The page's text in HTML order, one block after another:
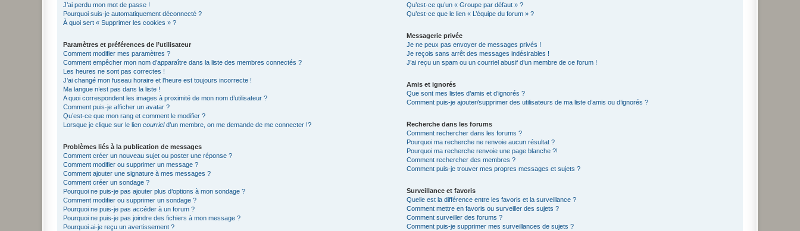
J’ai perdu mon mot de passe !
Pourquoi suis-je automatiquement déconnecté ?
À quoi sert « Supprimer les cookies » ?
Paramètres et préférences de l’utilisateur
Comment modifier mes paramètres ?
Comment empêcher mon nom d’apparaître dans la liste des membres connectés ?
Les heures ne sont pas correctes !
J’ai changé mon fuseau horaire et l’heure est toujours incorrecte !
Ma langue n’est pas dans la liste !
A quoi correspondent les images à proximité de mon nom d’utilisateur ?
Comment puis-je afficher un avatar ?
Qu’est-ce que mon rang et comment le modifier ?
Lorsque je clique sur le lien courrield’un membre, on me demande de me connecter !?
Problèmes liés à la publication de messages
Comment créer un nouveau sujet ou poster une réponse ?
Comment modifier ou supprimer un message ?
Comment ajouter une signature à mes messages ?
Comment créer un sondage ?
Pourquoi ne puis-je pas ajouter plus d’options à mon sondage ?
Comment modifier ou supprimer un sondage ?
Pourquoi ne puis-je pas accéder à un forum ?
Pourquoi ne puis-je pas joindre des fichiers à mon message ?
Pourquoi ai-je reçu un avertissement ?
Qu’est-ce qu’un « Groupe par défaut » ?
Qu’est-ce que le lien « L’équipe du forum » ?
Messagerie privée
Je ne peux pas envoyer de messages privés !
Je reçois sans arrêt des messages indésirables !
J’ai reçu un spam ou un courriel abusif d’un membre de ce forum !
Amis et ignorés
Que sont mes listes d’amis et d’ignorés ?
Comment puis-je ajouter/supprimer des utilisateurs de ma liste d’amis ou d’ignorés ?
Recherche dans les forums
Comment rechercher dans les forums ?
Pourquoi ma recherche ne renvoie aucun résultat ?
Pourquoi ma recherche renvoie une page blanche ?!
Comment rechercher des membres ?
Comment puis-je trouver mes propres messages et sujets ?
Surveillance et favoris
Quelle est la différence entre les favoris et la surveillance ?
Comment mettre en favoris ou surveiller des sujets ?
Comment surveiller des forums ?
Comment puis-je supprimer mes surveillances de sujets ?